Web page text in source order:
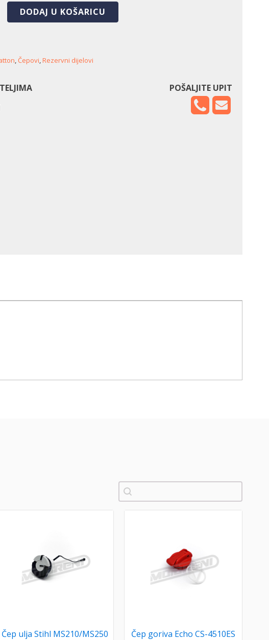
DODAJ U KOŠARICU
,Čepovi,Rezervni dijelovi
POŠALJITE UPIT
Pretraži
Čep ulja Stihl MS210/MS250
Čep goriva Echo CS-4510ES